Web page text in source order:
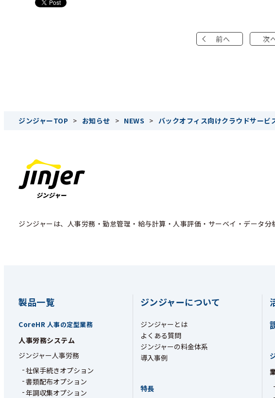
前へ 次
ジンジャーTOP > お知らせ > NEWS > バックオフィス向けクラウドサー
ジンジャーは、人事労務・勤怠管理・給与計算・人事評価・サーベイ・データ
製品一覧
CoreHR 人事の定型業務
人事労務システム
ジンジャー人事労務
社保手続きオプション
書類配布オプション
年調収集オプション
ジンジャーについて
ジンジャーとは
よくある質問
ジンジャーの料金体系
導入事例
特長